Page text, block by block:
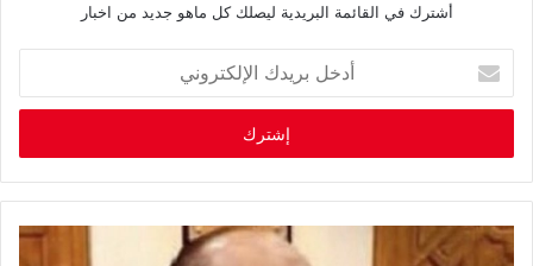
أشترك في القائمة البريدية ليصلك كل ماهو جديد من اخبار
خ
ب
ر
د
ك